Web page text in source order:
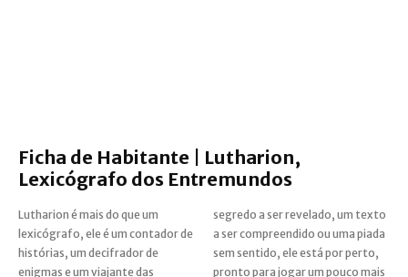
Ficha de Habitante | Lutharion,
Lexicógrafo dos Entremundos
Lutharion é mais do que um
lexicógrafo, ele é um contador de
histórias, um decifrador de
enigmas e um viajante das
segredo a ser revelado, um texto
a ser compreendido ou uma piada
sem sentido, ele está por perto,
pronto para jogar um pouco mais